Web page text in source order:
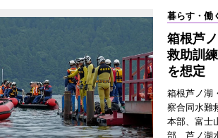
暮らす・働
箱根芦
救助訓
を想定
箱根芦ノ湖
察合同水難
本部、富士
部、芦ノ湖